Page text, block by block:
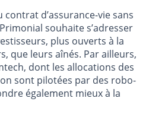
d’assurance-vie sans
souhaite s’adresser
plus ouverts à la
que leurs aînés. Par ailleurs,
dont les allocations des
sont pilotées par des robo-
également mieux à la